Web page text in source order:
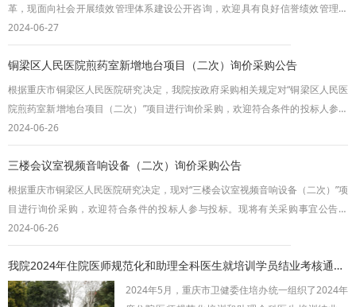
革，现面向社会开展绩效管理体系建设公开咨询，欢迎具有良好信誉绩效管理公
司积极参与。并将具体事宜公示如下：一、项目名称重庆市铜梁区人民医院绩效
管理体系建设咨询项目。二、资格条件（一）具有独立承担民事责任的能力；
（二）具有良好的商业信誉和健全的财务会计制度；（三）具有履行合同所必需
的设备和专业技术能力；（四）有依法缴纳税收和社会保障
2024-06-27
铜梁区人民医院煎药室新增地台项目（二次）询价采购公告
根据重庆市铜梁区人民医院研究决定，我院按政府采购相关规定对“铜梁区人民医
院煎药室新增地台项目（二次）”项目进行询价采购，欢迎符合条件的投标人参与
投标。现将有关采购事宜公告如下：一、项目采购清单（一）项目名称：铜梁区
人民医院煎药室新增地台项目（二次）；（二）项目编号：TYC（询）2024—
031；（三）项目最高采购限价：2.9915万元；（四）定标办法：最低评标价
法。二、投标人资质（一）有效的《营
2024-06-26
三楼会议室视频音响设备（二次）询价采购公告
根据重庆市铜梁区人民医院研究决定，现对“三楼会议室视频音响设备（二次）”项
目进行询价采购，欢迎符合条件的投标人参与投标。现将有关采购事宜公告如
下：一、项目采购清单（一）项目名称：三楼会议室视频音响设备（二次）；
（二）项目编号：TYC（询）2024-035（三）项目最高采购限价：17180元
（四）定标办法：最低评标价法。二、投标人资质（一）有效的《营业执照》、
《税务登记证》、《组织机构代码证》或三
2024-06-26
我院2024年住院医师规范化和助理全科医生就培训学员结业考核通过率100
2024年5月，重庆市卫健委住培办统一组织了2024年